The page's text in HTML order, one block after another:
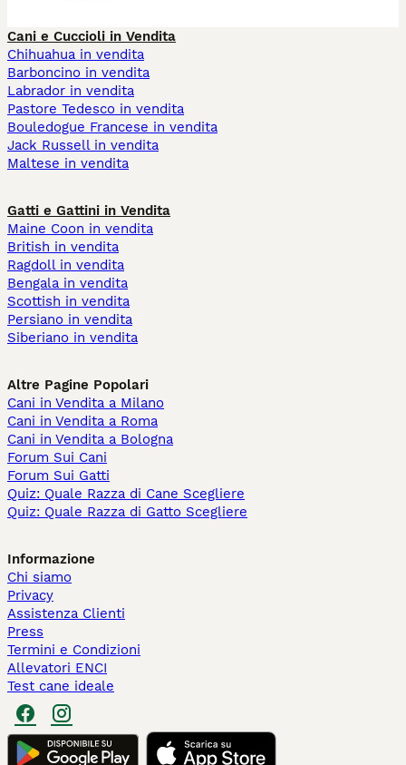
Cani e Cuccioli in Vendita
Chihuahua in vendita
Barboncino in vendita
Labrador in vendita
Pastore Tedesco in vendita
Bouledogue Francese in vendita
Jack Russell in vendita
Maltese in vendita
Gatti e Gattini in Vendita
Maine Coon in vendita
British in vendita
Ragdoll in vendita
Bengala in vendita
Scottish in vendita
Persiano in vendita
Siberiano in vendita
Altre Pagine Popolari
Cani in Vendita a Milano
Cani in Vendita a Roma
Cani in Vendita a Bologna
Forum Sui Cani
Forum Sui Gatti
Quiz: Quale Razza di Cane Scegliere
Quiz: Quale Razza di Gatto Scegliere
Informazione
Chi siamo
Privacy
Assistenza Clienti
Press
Termini e Condizioni
Allevatori ENCI
Test cane ideale